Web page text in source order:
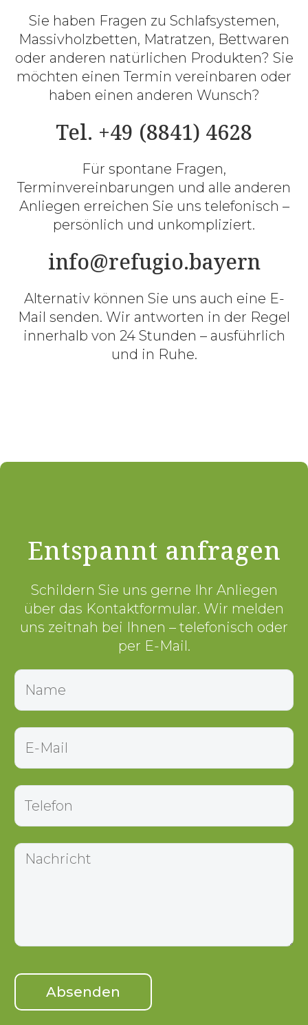
Sie haben Fragen zu Schlafsystemen,
Massivholzbetten, Matratzen, Bettwaren
oder anderen natürlichen Produkten? Sie
möchten einen Termin vereinbaren oder
haben einen anderen Wunsch?
Tel. +49 (8841) 4628
Für spontane Fragen,
Terminvereinbarungen und alle anderen
Anliegen erreichen Sie uns telefonisch –
persönlich und unkompliziert.
info@refugio.bayern
Alternativ können Sie uns auch eine E-
Mail senden. Wir antworten in der Regel
innerhalb von 24 Stunden – ausführlich
und in Ruhe.
Entspannt anfragen
Schildern Sie uns gerne Ihr Anliegen
über das Kontaktformular. Wir melden
uns zeitnah bei Ihnen – telefonisch oder
per E-Mail.